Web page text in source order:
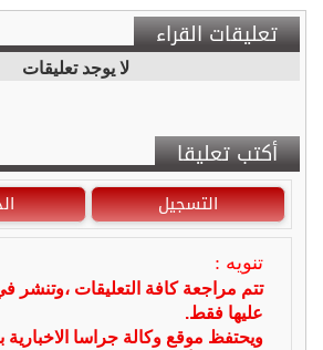
تعليقات القراء
لا يوجد تعليقات
أكتب تعليقا
التسجيل
تنويه :
تتم مراجعة كافة التعليقات ،وتنشر
عليها فقط.
ويحتفظ موقع وكالة جراسا